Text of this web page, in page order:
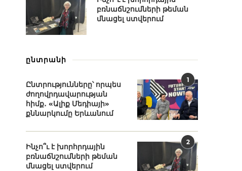
բռնաճնշումների թեման
մնացել ստվերում
ընտրանի
1
Ընտրությունները՝ որպես
ժողովրդավարության
հիմք․ «Ալիք Մեդիայի»
քննարկումը Երևանում
2
Ինչո՞ւ է խորհրդային
բռնաճնշումների թեման
մնացել ստվերում